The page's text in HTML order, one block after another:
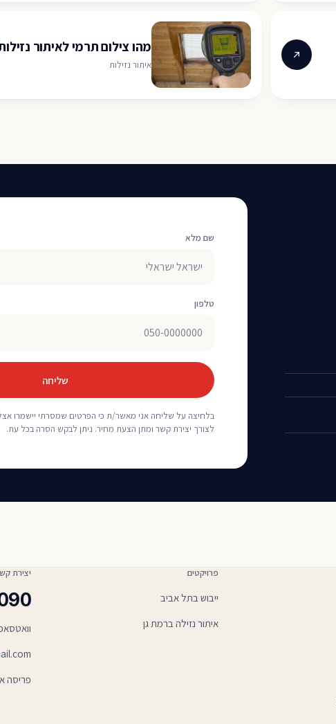
מהו צילום תרמי לאיתור
איתור נזילות
שם מלא
טלפון
שליחה
לצורך יצירת קשר ומתן הצעת מחיר. ניתן לבקש הסרה בכל עת.
פרויקטים
ייבוש בתל אביב
איתור נזילה ברמת גן
יצירת
פריסה